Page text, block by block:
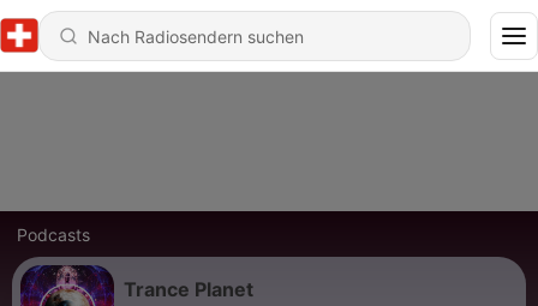
Podcasts
Trance Planet